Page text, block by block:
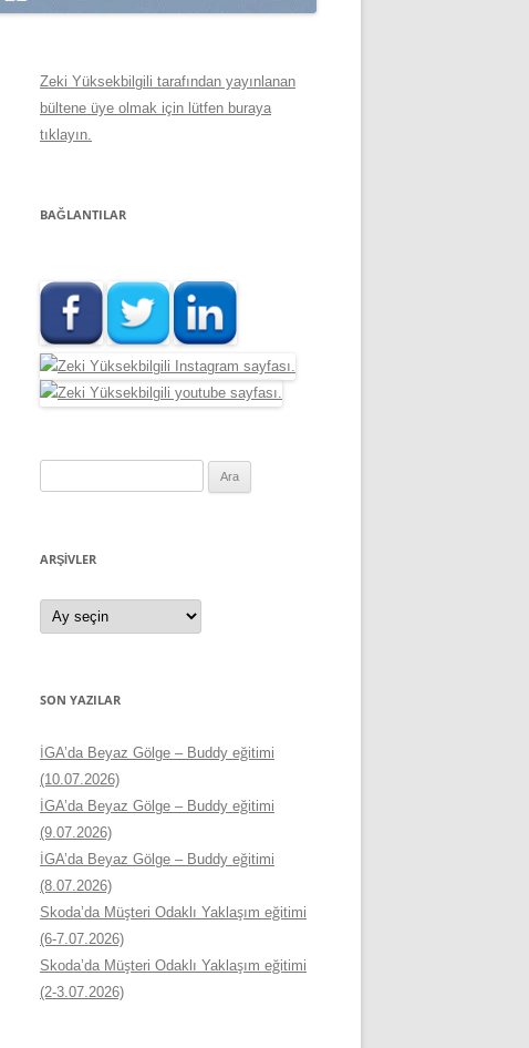
Zeki Yüksekbilgili tarafından yayınlanan
bültene üye olmak için lütfen buraya
tıklayın.
BAĞLANTILAR
ARŞIVLER
Arşivler
SON YAZILAR
İGA’da Beyaz Gölge – Buddy eğitimi
(10.07.2026)
İGA’da Beyaz Gölge – Buddy eğitimi
(9.07.2026)
İGA’da Beyaz Gölge – Buddy eğitimi
(8.07.2026)
Skoda’da Müşteri Odaklı Yaklaşım eğitimi
(6-7.07.2026)
Skoda’da Müşteri Odaklı Yaklaşım eğitimi
(2-3.07.2026)